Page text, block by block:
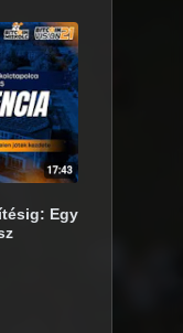
Egy